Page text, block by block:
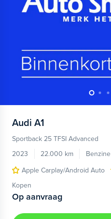
Audi A1
Sportback 25 TFSI Advanced
2023
22.000 km Benzine
Apple Carplay/Android Auto
Kopen
Op aanvraag